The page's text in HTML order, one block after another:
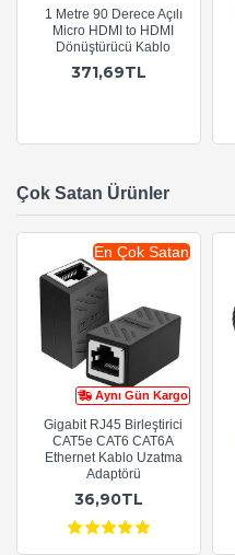
1 Metre 90 Derece Açılı
Micro HDMI to HDMI
Dönüştürücü Kablo
371,69TL
Çok Satan Ürünler
Aynı Gün Kargo
En Çok Satan
Gigabit RJ45 Birleştirici
CAT5e CAT6 CAT6A
Ethernet Kablo Uzatma
Adaptörü
36,90TL